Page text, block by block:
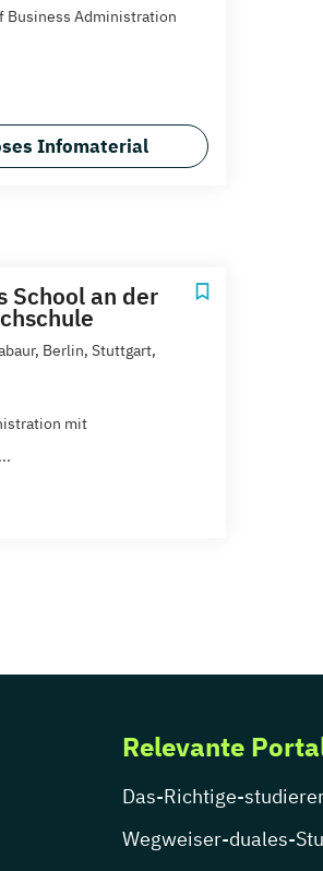
Business Administration
Infomaterial
School an der
Berlin, Stuttgart,
mit
Relevante
Das-Richtige-
Wegweiser-duales-